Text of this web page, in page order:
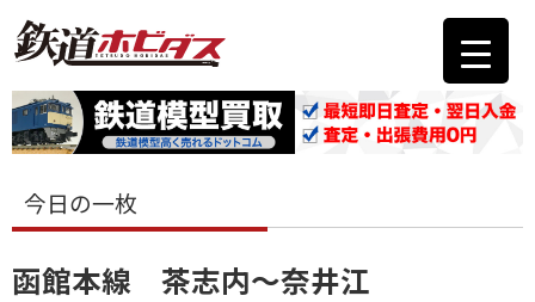
今日の一枚
函館本線 茶志内〜奈井江